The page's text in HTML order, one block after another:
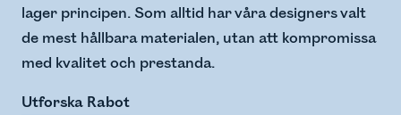
lager principen. Som alltid har våra designers valt
de mest hållbara materialen, utan att kompromissa
med kvalitet och prestanda.
Utforska Rabot